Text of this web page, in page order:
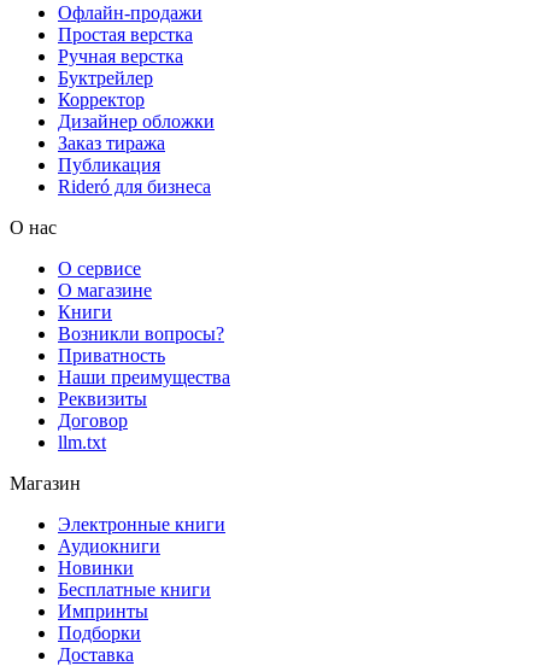
Офлайн-продажи
Простая верстка
Ручная верстка
Буктрейлер
Корректор
Дизайнер обложки
Заказ тиража
Публикация
Rideró для бизнеса
О нас
О сервисе
О магазине
Книги
Возникли вопросы?
Приватность
Наши преимущества
Реквизиты
Договор
llm.txt
Магазин
Электронные книги
Аудиокниги
Новинки
Бесплатные книги
Импринты
Подборки
Доставка